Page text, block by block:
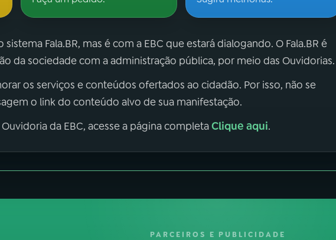
Fala.BR, mas é com a EBC que estará dialogando. O Fala.BR é
da sociedade com a administração pública, por meio das Ouvidorias.
os serviços e conteúdos ofertados ao cidadão. Por isso, não se
o link do conteúdo alvo de sua manifestação.
da EBC, acesse a página completaClique aqui.
PARCEIROS E PUBLICIDADE